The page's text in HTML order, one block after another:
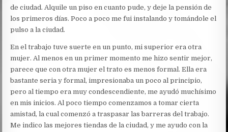
de ciudad. Alquile un piso en cuanto pude, y deje la pensión de
los primeros días. Poco a poco me fui instalando y tomándole el
pulso a la ciudad.
En el trabajo tuve suerte en un punto, mi superior era otra
mujer. Al menos en un primer momento me hizo sentir mejor,
parece que con otra mujer el trato es menos formal. Ella era
bastante seria y formal, impresionaba un poco al principio,
pero al tiempo era muy condescendiente, me ayudó muchísimo
en mis inicios. Al poco tiempo comenzamos a tomar cierta
amistad, la cual comenzó a traspasar las barreras del trabajo.
Me indico las mejores tiendas de la ciudad, y me ayudo con la